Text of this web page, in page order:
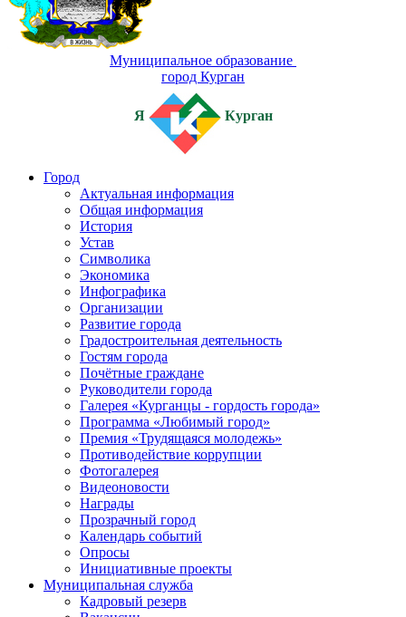
Муниципальное образование
город Курган
Я Курган
Город
Актуальная информация
Общая информация
История
Устав
Символика
Экономика
Инфографика
Организации
Развитие города
Градостроительная деятельность
Гостям города
Почётные граждане
Руководители города
Галерея «Курганцы - гордость города»
Программа «Любимый город»
Премия «Трудящаяся молодежь»
Противодействие коррупции
Фотогалерея
Видеоновости
Награды
Прозрачный город
Календарь событий
Опросы
Инициативные проекты
Муниципальная служба
Кадровый резерв